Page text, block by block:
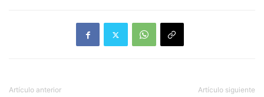
Artículo anterior Artículo siguiente